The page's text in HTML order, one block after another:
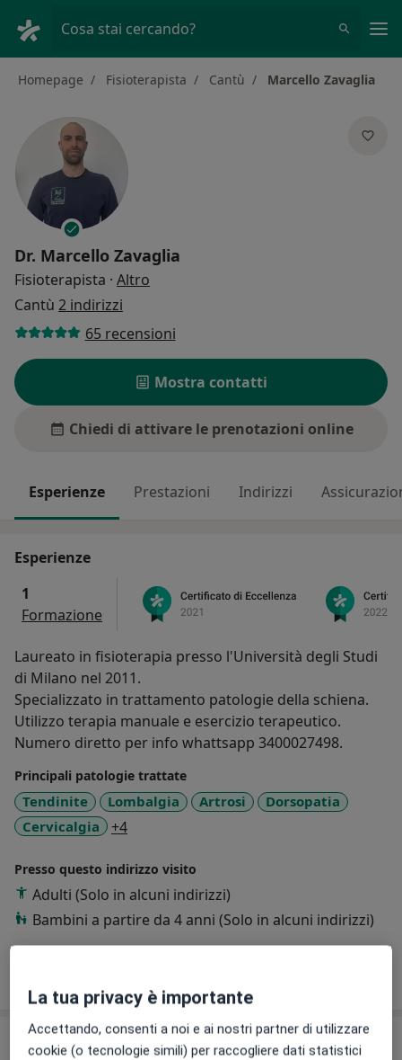
Cosa stai cercando?
Homepage Fisioterapista Cantù Marcello Zavaglia
Dr. Marcello Zavaglia
Fisioterapista · Altro
Cantù 2 indirizzi
65 recensioni
Mostra contatti
Chiedi di attivare le prenotazioni online
Esperienze Prestazioni Indirizzi
Esperienze
1
Formazione
Laureato in fisioterapia presso l'Università degli Studi
di Milano nel 2011.
Specializzato in trattamento patologie della schiena.
Utilizzo terapia manuale e esercizio terapeutico.
Numero diretto per info whattsapp 3400027498.
Principali patologie trattate
Tendinite Lombalgia Artrosi
Dorsopatia
Cervicalgia
+4a11y_sr_more_diseases
Presso questo indirizzo visito
Adulti (Solo in alcuni indirizzi)
Bambini a partire da 4 anni (Solo in alcuni indirizzi)
Prestazioni e prezzi
La tua privacy è importante
Accettando, consenti a noi e ai nostri partner di utilizzare
cookie (o tecnologie simili) per raccogliere dati statistici